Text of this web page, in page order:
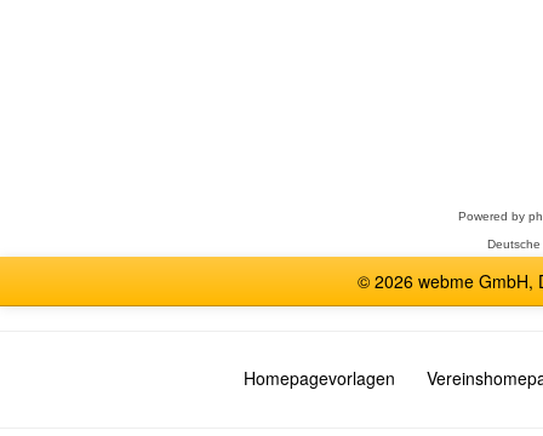
Powered by
© 2026 webme GmbH,
Homepagevorlagen